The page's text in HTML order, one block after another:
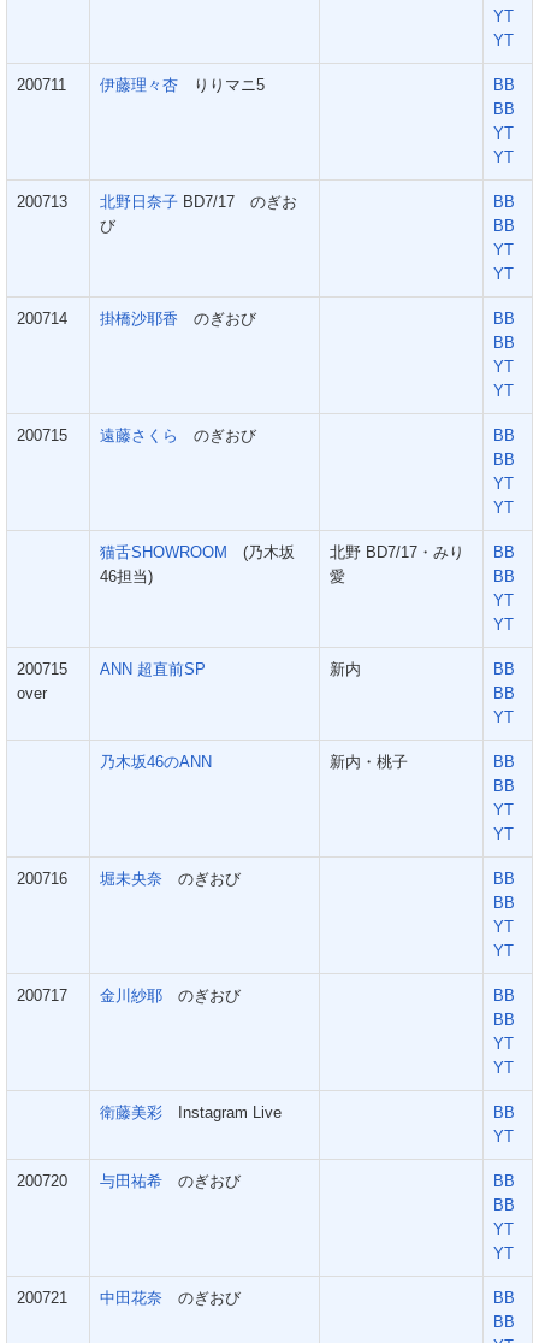
YT
YT
200711 伊藤理々杏 りりマニ5
BB
BB
YT
YT
200713 北野日奈子 BD7/17 のぎお
び
BB
BB
YT
YT
200714 掛橋沙耶香 のぎおび
BB
BB
YT
YT
200715 遠藤さくら のぎおび
BB
BB
YT
YT
猫舌SHOWROOM
(乃木坂
46担当)
北野 BD7/17・みり
愛
BB
BB
YT
YT
200715
over
ANN 超直前SP 新内
BB
BB
YT
乃木坂46のANN 新内・桃子
BB
BB
YT
YT
200716 堀未央奈 のぎおび
BB
BB
YT
YT
200717 金川紗耶 のぎおび
BB
BB
YT
YT
衛藤美彩 Instagram Live
BB
YT
200720 与田祐希 のぎおび
BB
BB
YT
YT
200721 中田花奈 のぎおび
BB
BB